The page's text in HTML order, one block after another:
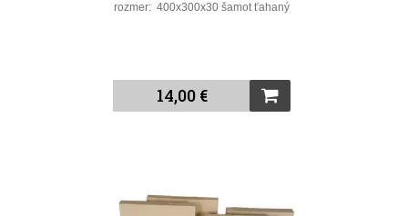
rozmer: 400x300x30 šamot ťahaný
14,00 €